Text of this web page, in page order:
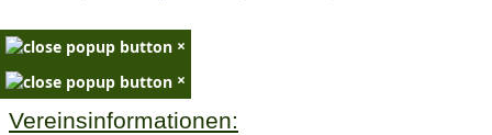
×
×
Vereinsinformationen: